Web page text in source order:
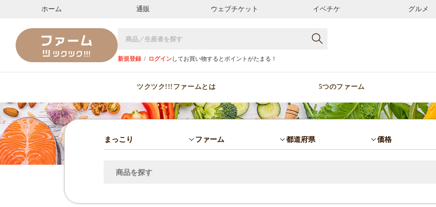
ホーム 通販 ウェブチケット イベチケ グルメ
新規登録 / ログインしてお買い物するとポイントがたまる！
ツクツク!!!ファームとは 5つのファーム
まっこり ファーム 都道府県 価格